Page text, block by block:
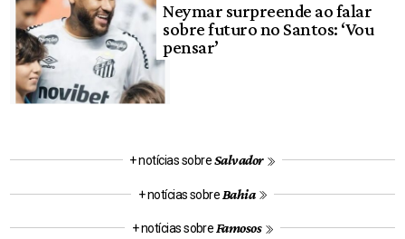
Neymar surpreende ao falar
sobre futuro no Santos: ‘Vou
pensar’
+ notícias sobreSalvador
+ notícias sobre Bahia
+ notícias sobreFamosos